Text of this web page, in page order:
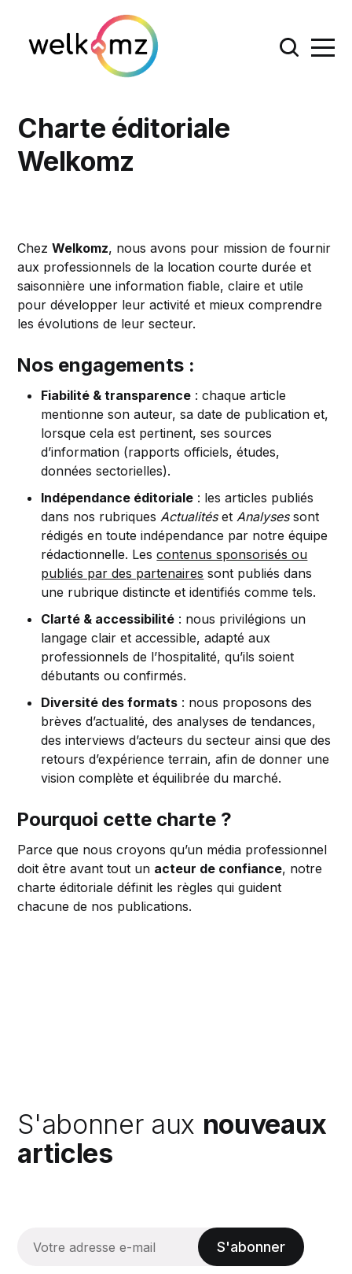
Charte éditoriale
Welkomz
ChezWelkomz, nous avons pour mission de fournir
aux professionnels de la location courte durée et
saisonnière une information fiable, claire et utile
pour développer leur activité et mieux comprendre
les évolutions de leur secteur.
Nos engagements :
Fiabilité & transparence : chaque article
mentionne son auteur, sa date de publication et,
lorsque cela est pertinent, ses sources
d’information (rapports officiels, études,
données sectorielles).
Indépendance éditoriale : les articles publiés
dans nos rubriquesActualitésetAnalysessont
rédigés en toute indépendance par notre équipe
rédactionnelle. Lescontenus sponsorisés ou
publiés par des partenaires sont publiés dans
une rubrique distincte et identifiés comme tels.
Clarté & accessibilité : nous privilégions un
langage clair et accessible, adapté aux
professionnels de l’hospitalité, qu’ils soient
débutants ou confirmés.
Diversité des formats : nous proposons des
brèves d’actualité, des analyses de tendances,
des interviews d’acteurs du secteur ainsi que des
retours d’expérience terrain, afin de donner une
vision complète et équilibrée du marché.
Pourquoi cette charte ?
Parce que nous croyons qu’un média professionnel
doit être avant tout un acteur de confiance, notre
charte éditoriale définit les règles qui guident
chacune de nos publications.
S'abonner aux nouveaux
articles
S'abonner